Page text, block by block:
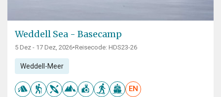
Weddell Sea - Basecamp
5 Dez - 17 Dez, 2026•Reisecode: HDS23-26
Weddell-Meer
EN